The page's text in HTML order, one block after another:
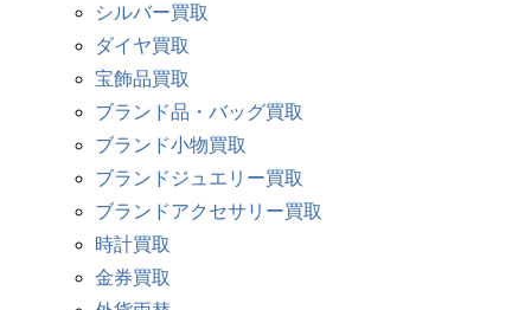
シルバー買取
ダイヤ買取
宝飾品買取
ブランド品・バッグ買取
ブランド小物買取
ブランドジュエリー買取
ブランドアクセサリー買取
時計買取
金券買取